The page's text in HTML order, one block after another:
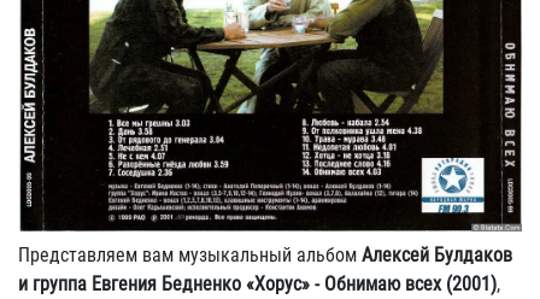
Представляем вам музыкальный альбом Алексей Булдаков
и группа Евгения Бедненко «Хорус» - Обнимаю всех (2001),